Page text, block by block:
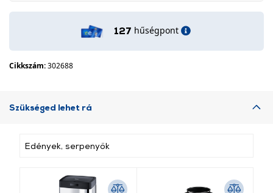
127 hűségpont
Cikkszám:302688
Szükséged lehet rá
Edények, serpenyők